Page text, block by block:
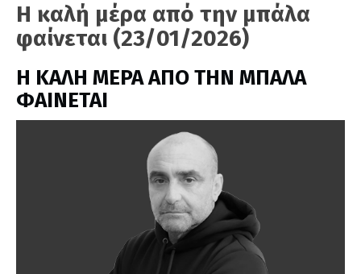
Η καλή μέρα από την μπάλα
φαίνεται (23/01/2026)
H ΚΑΛΗ ΜΕΡΑ ΑΠΟ ΤΗΝ ΜΠΑΛΑ
ΦΑΙΝΕΤΑΙ